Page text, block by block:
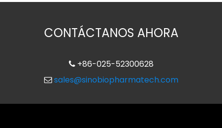
CONTÁCTANOS AHORA
+86-025-52300628
 sales@sinobiopharmatech.com